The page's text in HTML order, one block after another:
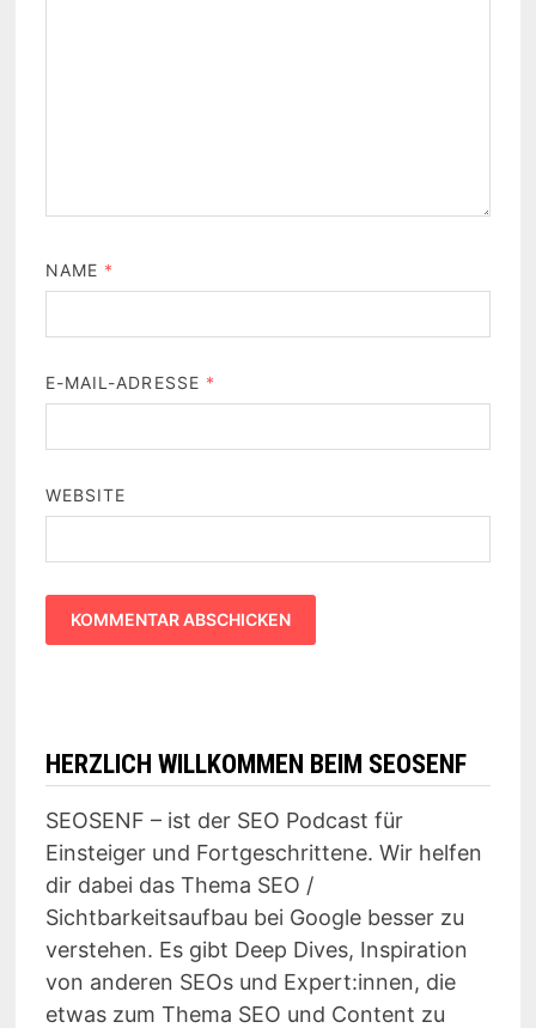
NAME *
E-MAIL-ADRESSE *
WEBSITE
HERZLICH WILLKOMMEN BEIM SEOSENF
SEOSENF – ist der SEO Podcast für
Einsteiger und Fortgeschrittene. Wir helfen
dir dabei das Thema SEO /
Sichtbarkeitsaufbau bei Google besser zu
verstehen. Es gibt Deep Dives, Inspiration
von anderen SEOs und Expert:innen, die
etwas zum Thema SEO und Content zu